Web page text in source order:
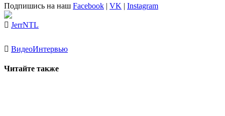
Подпишись на наш Facebook | VK | Instagram
JerrNTL
ВидеоИнтервью
Читайте также